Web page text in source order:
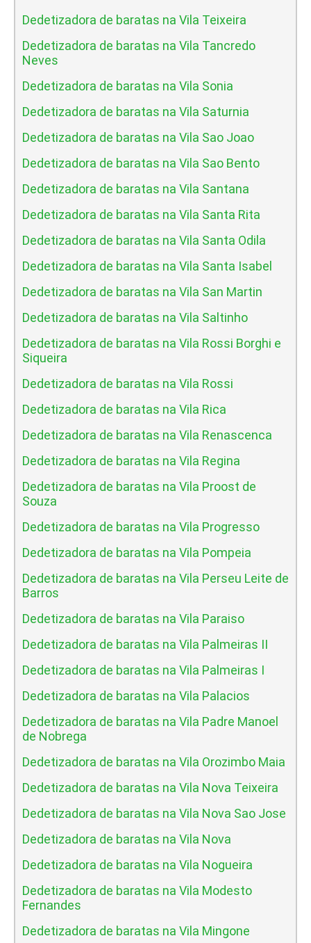
Dedetizadora de baratas na Vila Teixeira
Dedetizadora de baratas na Vila Tancredo
Neves
Dedetizadora de baratas na Vila Sonia
Dedetizadora de baratas na Vila Saturnia
Dedetizadora de baratas na Vila Sao Joao
Dedetizadora de baratas na Vila Sao Bento
Dedetizadora de baratas na Vila Santana
Dedetizadora de baratas na Vila Santa Rita
Dedetizadora de baratas na Vila Santa Odila
Dedetizadora de baratas na Vila Santa Isabel
Dedetizadora de baratas na Vila San Martin
Dedetizadora de baratas na Vila Saltinho
Dedetizadora de baratas na Vila Rossi Borghi e
Siqueira
Dedetizadora de baratas na Vila Rossi
Dedetizadora de baratas na Vila Rica
Dedetizadora de baratas na Vila Renascenca
Dedetizadora de baratas na Vila Regina
Dedetizadora de baratas na Vila Proost de
Souza
Dedetizadora de baratas na Vila Progresso
Dedetizadora de baratas na Vila Pompeia
Dedetizadora de baratas na Vila Perseu Leite de
Barros
Dedetizadora de baratas na Vila Paraiso
Dedetizadora de baratas na Vila Palmeiras II
Dedetizadora de baratas na Vila Palmeiras I
Dedetizadora de baratas na Vila Palacios
Dedetizadora de baratas na Vila Padre Manoel
de Nobrega
Dedetizadora de baratas na Vila Orozimbo Maia
Dedetizadora de baratas na Vila Nova Teixeira
Dedetizadora de baratas na Vila Nova Sao Jose
Dedetizadora de baratas na Vila Nova
Dedetizadora de baratas na Vila Nogueira
Dedetizadora de baratas na Vila Modesto
Fernandes
Dedetizadora de baratas na Vila Mingone